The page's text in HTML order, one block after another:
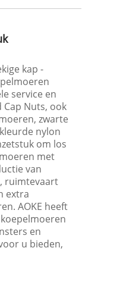
kap -
service en
Nuts, ook
zwarte
nylon
om los
met
van
ruimtevaart
extra
AOKE heeft
en
u bieden,